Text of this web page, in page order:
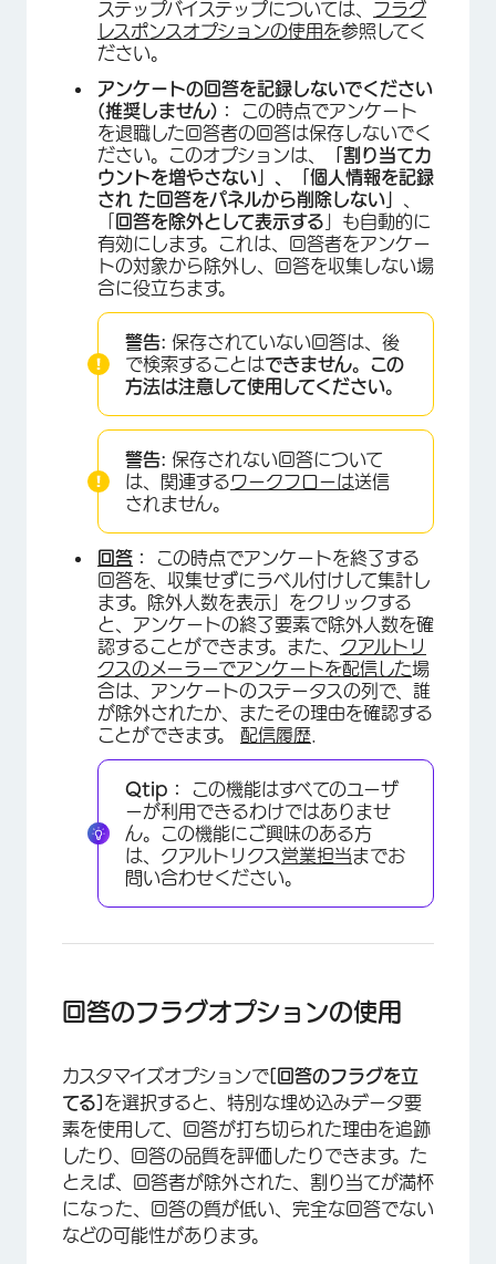
ステップバイステップについては、 フラグ
レスポンスオプションの使用を参照してく
ださい。
アンケートの回答を記録しないでください
(推奨しません)：
この時点でアンケート
を退職した回答者の回答は保存しないでく
ださい。このオプションは、
「割り当てカ
ウントを増やさない」、「個人情報を記録
され た回答をパネルから削除しない」 、
回答を除外として表示する 」も自動的に
有効にします。これは、回答者をアンケー
トの対象から除外し、回答を収集しない場
合に役立ちます。
警告: 保存されていない回答は、後
で検索することはできません。この
方法は注意して使用してください。
警告: 保存されない回答について
は、関連するワークフローは送信
されません。
回答 ：
この時点でアンケートを終了する
回答を、収集せずにラベル付けして集計し
ます。除外人数を表示」をクリックする
と、アンケートの終了要素で除外人数を確
認することができます。また、 クアルトリ
クスのメーラーでアンケートを配信した場
合は、アンケートのステータスの列で、誰
が除外されたか、またその理由を確認する
ことができます。 配信履歴
Qtip：
この機能はすべてのユーザ
ーが利用できるわけではありませ
ん。この機能にご興味のある方
は、クアルトリクス営業担当までお
問い合わせください。
回答のフラグオプションの使用
カスタマイズオプションで [回答のフラグを立
てる] を選択すると、特別な埋め込みデータ要
素を使用して、回答が打ち切られた理由を追跡
したり、回答の品質を評価したりできます。た
とえば、回答者が除外された、割り当てが満杯
になった、回答の質が低い、完全な回答でない
などの可能性があります。